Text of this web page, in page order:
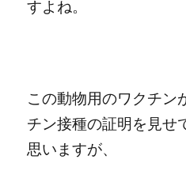
すよね。
この動物用のワクチン
チン接種の証明を見せ
思いますが、